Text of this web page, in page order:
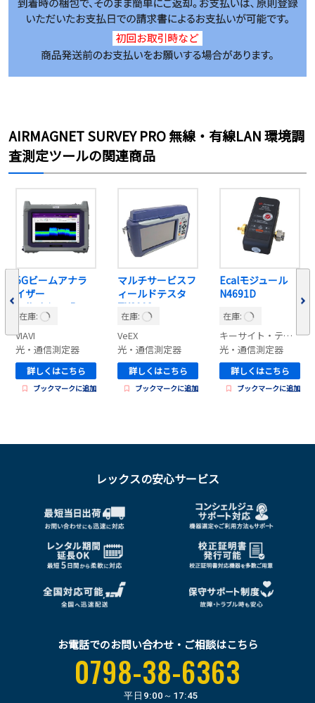
AIRMAGNET SURVEY PRO 無線・有線LAN 環境調
査測定ツールの関連商品
5Gビームアナラ
イザー
celladvisor-5g
在庫:
VIAVI
光・通信測定器
詳しくはこちら
ブックマークに追加
マルチサービスフ
ィールドテスタ
TX300S-
100G/320S
在庫:
VeEX
光・通信測定器
詳しくはこちら
ブックマークに追加
Ecalモジュール
N4691D
在庫:
キーサイト・テクノロジー
光・通信測定器
詳しくはこちら
ブックマークに追加
レックスの安心サービス
お電話でのお問い合わせ・ご相談はこちら
0798-38-6363
平日 9:00～17:45